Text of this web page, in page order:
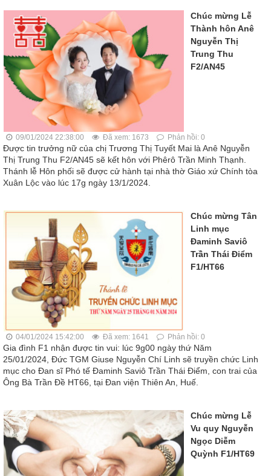
Chúc mừng Lễ
Thành hôn Anê
Nguyễn Thị
Trung Thu
F2/AN45
09/01/2024 22:38:00 Đã xem: 1673 Phản hồi: 0
Được tin trưởng nữ của chị Trương Thị Tuyết Mai là Anê Nguyễn
Thị Trung Thu F2/AN45 sẽ kết hôn với Phêrô Trần Minh Thạnh.
Thánh lễ Hôn phối sẽ được cử hành tại nhà thờ Giáo xứ Chính tòa
Xuân Lộc vào lúc 17g ngày 13/1/2024.
Chúc mừng Tân
Linh mục
Đaminh Saviô
Trần Thái Điểm
F1/HT66
04/01/2024 15:42:00 Đã xem: 1641 Phản hồi: 0
Gia đình F1 nhận được tin vui: lúc 9g00 ngày thứ Năm
25/01/2024, Đức TGM Giuse Nguyễn Chí Linh sẽ truyền chức Linh
mục cho Đan sĩ Phó tế Đaminh Saviô Trần Thái Điểm, con trai của
Ông Bà Trần Đề HT66, tại Đan viện Thiên An, Huế.
Chúc mừng Lễ
Vu quy Nguyễn
Ngọc Diễm
Quỳnh F1/HT69